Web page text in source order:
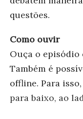
questões.
Como ouvir
Ouça o episódio
Também é
offline. Para
para baixo, ao